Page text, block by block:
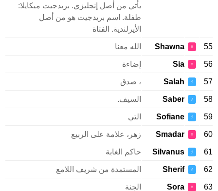
يأتي من أصل إنجليزي. بريدجيت ميكايلا:
طفلة. اسم بريدجيت هو من أصل
الأيرلندية. الفتاة
♀
Shawna الله معنا
♀
Sia إضاءة
♂
Salah ، صدق
♂
Saber السيف.
♂
Sofiane
♀
Smadar زهر، علامة على الربيع
♂
Silvanus حاكم الغابة
♂
Sherif المستمدة من شريف اللامع
♀
Sora الجنة